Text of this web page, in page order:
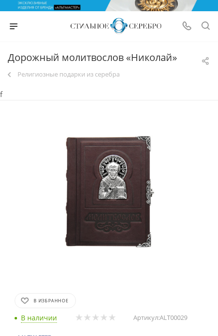
Дорожный молитвослов «Николай»
Религиозные подарки из серебра
f
В ИЗБРАННОЕ
В наличии Артикул:ALT00029